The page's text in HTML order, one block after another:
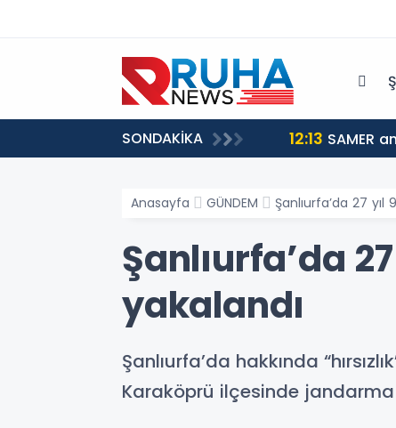
SONDAKİKA 12:13 SAMER
Anasayfa GÜNDEM Şanlıurfa’da 27
Şanlıurfa’da
yakalandı
Şanlıurfa’da hakkında
Karaköprü ilçesinde